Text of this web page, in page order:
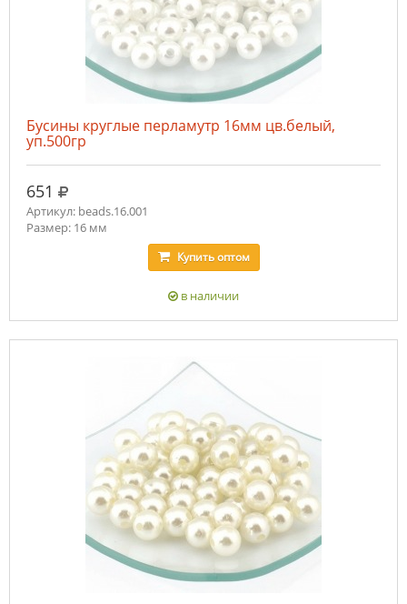
Бусины круглые перламутр 16мм цв.белый,
уп.500гр
651 руб.
Артикул: beads.16.001
Размер: 16 мм
Купитьоптом
в наличии